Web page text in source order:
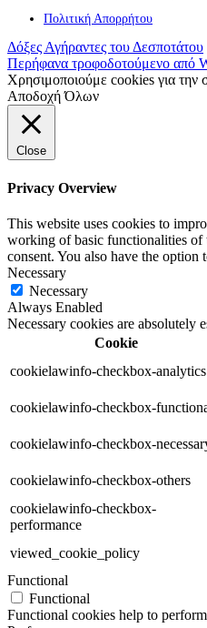
Πολιτική Απορρήτου
Δόξες Αγήραντες του Δεσποτάτου
Περήφανα τροφοδοτούμενο από
Χρησιμοποιούμε cookies για την
Αποδοχή Όλων
Close
Privacy Overview
This website uses cookies to
working of basic functionalities of
consent. You also have the
Necessary
Necessary
Always Enabled
Necessary cookies are absolutely
Cookie
cookielawinfo-checkbox-analytics
cookielawinfo-checkbox-
cookielawinfo-checkbox-
cookielawinfo-checkbox-others
cookielawinfo-checkbox-
performance
viewed_cookie_policy
Functional
Functional
Functional cookies help to